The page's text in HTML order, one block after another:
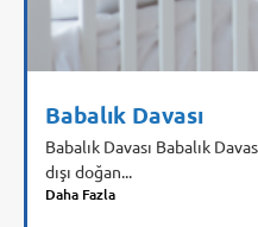
Babalık Davası
Babalık Davası Babalık
dışı doğan...
Daha Fazla